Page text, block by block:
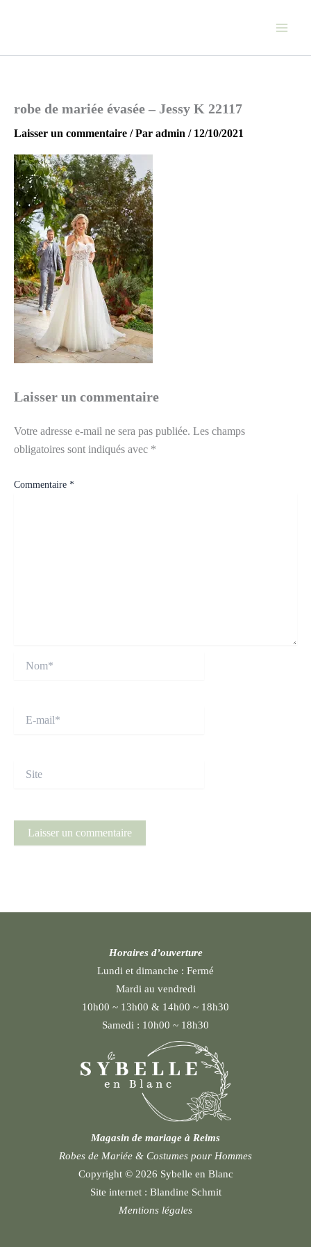
robe de mariée évasée – Jessy K 22117
Laisser un commentaire / Par admin / 12/10/2021
Laisser un commentaire
Votre adresse e-mail ne sera pas publiée. Les champs
obligatoires sont indiqués avec *
Commentaire *
mail*
Horaires d’ouverture
Lundi et dimanche : Fermé
Mardi au vendredi
10h00 ~ 13h00 & 14h00 ~ 18h30
Samedi : 10h00 ~ 18h30
Magasin de mariage à Reims
Robes de Mariée & Costumes pour Hommes
Copyright © 2026 Sybelle en Blanc
Site internet : Blandine Schmit
Mentions légales